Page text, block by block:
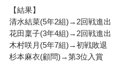
【結果】
清水結菜(5年2組)→2回戦進出
花田稟子(3年4組)→2回戦進出
木村咲月(5年7組)→初戦敗退
杉本麻衣(顧問)→第3位入賞